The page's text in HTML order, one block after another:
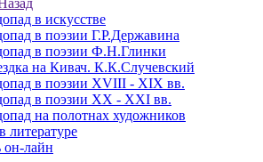
в искусстве
в поэзии Г.Р.Державина
в поэзии Ф.Н.Глинки
на Кивач. К.К.Случевский
в поэзии XVIII - XIX вв.
в поэзии XX - XXI вв.
на полотнах художников
литературе
он-лайн